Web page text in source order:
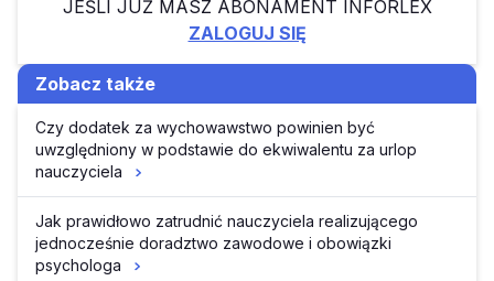
JEŚLI JUŻ MASZ ABONAMENT INFORLEX
ZALOGUJ SIĘ
Zobacz także
Czy dodatek za wychowawstwo powinien być
uwzględniony w podstawie do ekwiwalentu za urlop
nauczyciela
Jak prawidłowo zatrudnić nauczyciela realizującego
jednocześnie doradztwo zawodowe i obowiązki
psychologa